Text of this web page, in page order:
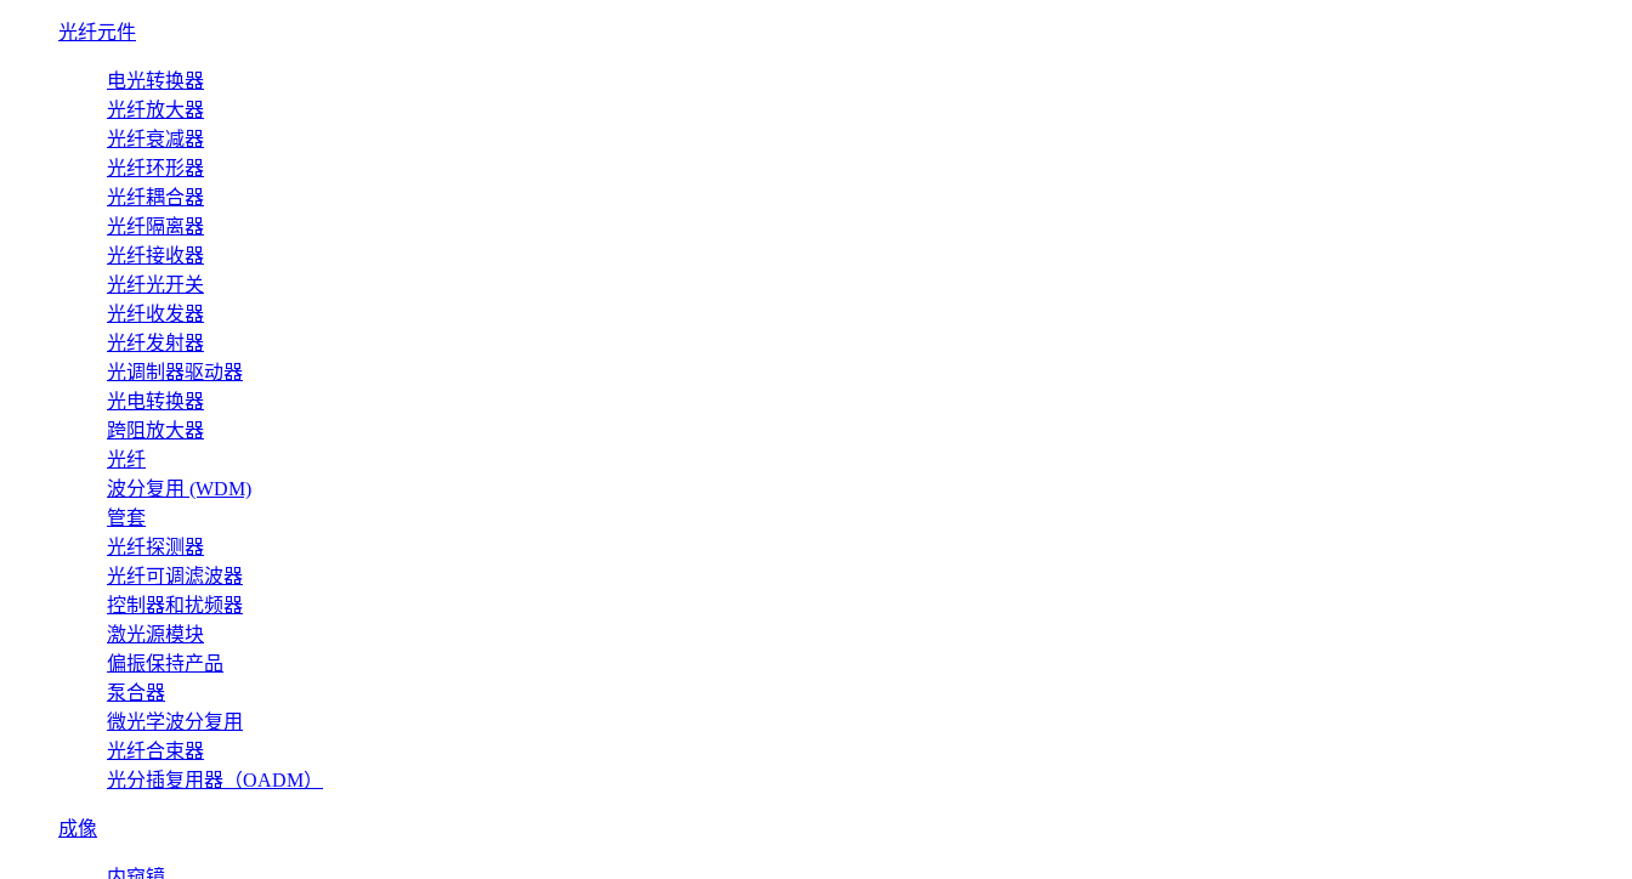
光纤元件
电光转换器
光纤放大器
光纤衰减器
光纤环形器
光纤耦合器
光纤隔离器
光纤接收器
光纤光开关
光纤收发器
光纤发射器
光调制器驱动器
光电转换器
跨阻放大器
光纤
波分复用 (WDM)
管套
光纤探测器
光纤可调滤波器
控制器和扰频器
激光源模块
偏振保持产品
泵合器
微光学波分复用
光纤合束器
光分插复用器（OADM）
成像